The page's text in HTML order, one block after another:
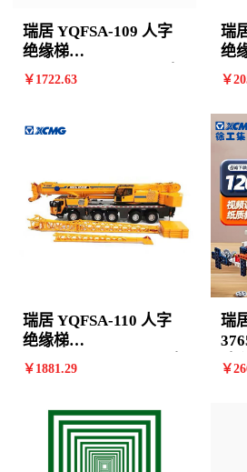
瑞居 YQFSA-109 人字
绝缘梯
2540*655*1725mm8阶
￥ 1722.63
瑞居 YQFSA-
绝
￥
瑞居 YQFSA-110 人字
绝缘梯
2825*690*1905mm 9阶
￥ 1881.29
瑞居 YQAT-
阶
￥